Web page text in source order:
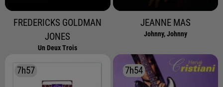
FREDERICKS GOLDMAN
JONES
Un Deux Trois
JEANNE MAS
Johnny, Johnny
7h57
7h57 7h54
7h54